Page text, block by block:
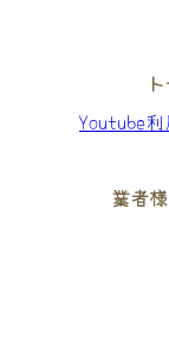
Youtube
業者